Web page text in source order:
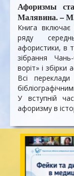
Афоризмы
Малявина. – М.
Книга
ряду
афористики, в
зібрання
воріт» і
Всі
У вступній
афоризму в